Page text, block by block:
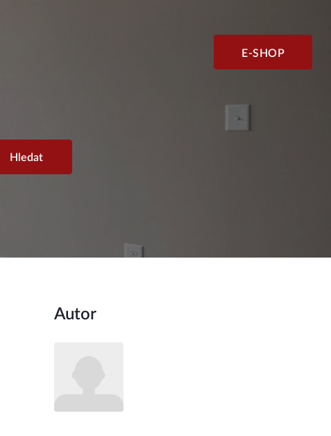
E-SHOP
Autor